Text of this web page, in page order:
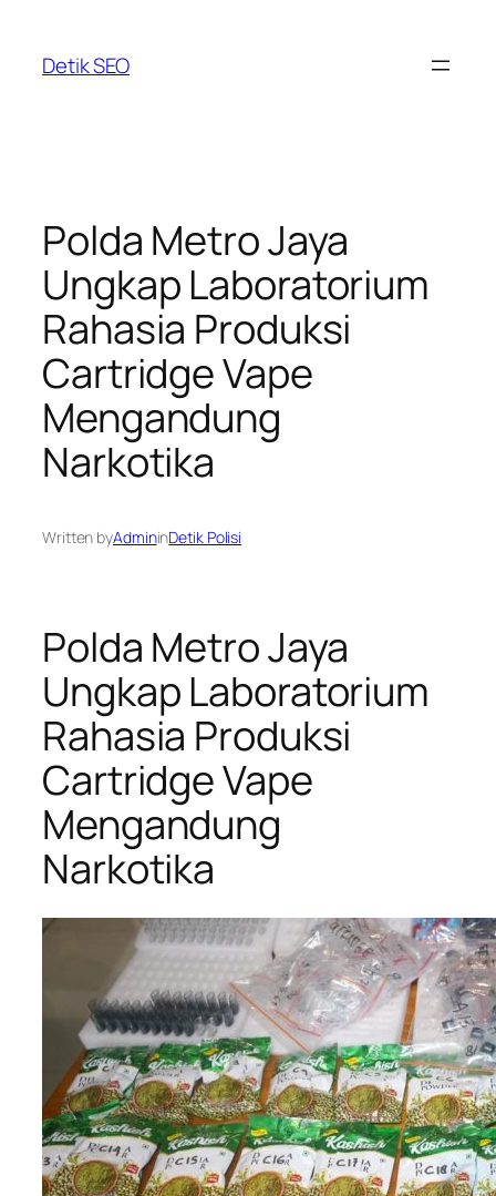
content
Detik SEO
Polda Metro Jaya
Ungkap Laboratorium
Rahasia Produksi
Cartridge Vape
Mengandung
Narkotika
Written byAdmininDetik Polisi
Polda Metro Jaya
Ungkap Laboratorium
Rahasia Produksi
Cartridge Vape
Mengandung
Narkotika